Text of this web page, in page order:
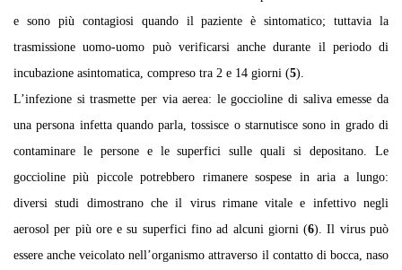
e sono più contagiosi quando il paziente è sintomatico; tuttavia la
trasmissione uomo-uomo può verificarsi anche durante il periodo di
incubazione asintomatica, compreso tra 2 e 14 giorni (5).
L’infezione si trasmette per via aerea: le goccioline di saliva emesse da
una persona infetta quando parla, tossisce o starnutisce sono in grado di
contaminare le persone e le superfici sulle quali si depositano. Le
goccioline più piccole potrebbero rimanere sospese in aria a lungo:
diversi studi dimostrano che il virus rimane vitale e infettivo negli
aerosol per più ore e su superfici fino ad alcuni giorni (6). Il virus può
essere anche veicolato nell’organismo attraverso il contatto di bocca, naso